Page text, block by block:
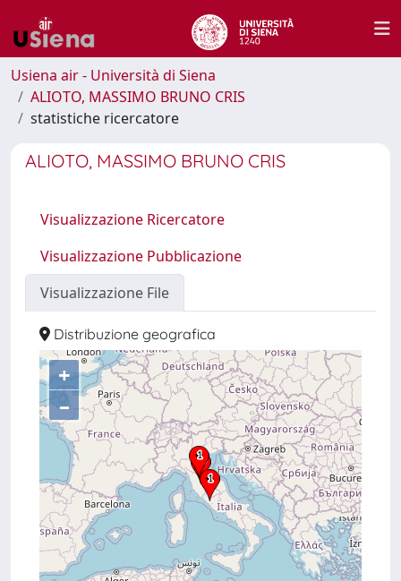
Usiena air - Università di Siena
ALIOTO, MASSIMO BRUNO CRIS
statistiche ricercatore
ALIOTO, MASSIMO BRUNO CRIS
Visualizzazione Ricercatore
Visualizzazione Pubblicazione
Visualizzazione File
Distribuzione geografica
+
–